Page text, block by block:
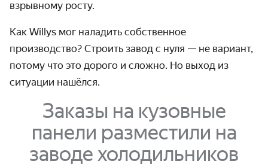
взрывному росту.
Как Willys мог наладить собственное
производство? Строить завод с нуля — не вариант,
потому что это дорого и сложно. Но выход из
ситуации нашёлся.
Заказы на кузовные
панели разместили на
заводе холодильников